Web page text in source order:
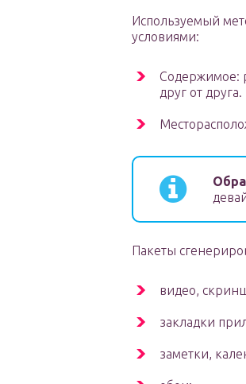
Используемый
условиями:
Содержимое:
друг от
Пакеты
видео,
закладки
заметки,